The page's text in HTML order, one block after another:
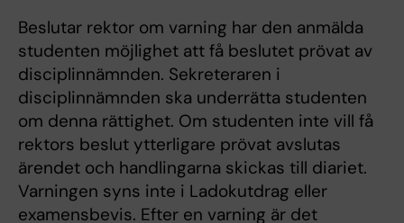
Beslutar rektor om varning har den anmälda
studenten möjlighet att få beslutet prö­vat av
disciplinnämnden. Sekreteraren i
disciplinnämnden ska underrätta studenten
om denna rättighet. Om studenten inte vill få
rektors beslut ytterligare prövat avslutas
ärendet och handlingarna skickas till diariet.
Varningen syns inte i Ladok­utdrag eller
examensbevis. Efter en varning är det